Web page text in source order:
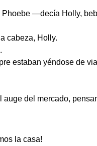
—decía Holly,
cabeza, Holly.
estaban yéndose de
del mercado,
la casa!